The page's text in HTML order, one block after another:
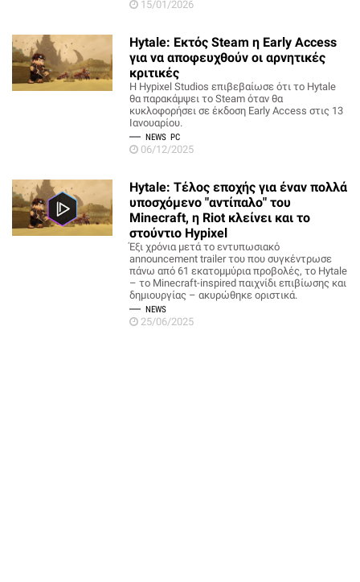
15/01/2026
Hytale: Εκτός Steam η Early Access
για να αποφευχθούν οι αρνητικές
κριτικές
Η Hypixel Studios επιβεβαίωσε ότι το Hytale
θα παρακάμψει το Steam όταν θα
κυκλοφορήσει σε έκδοση Early Access στις 13
Ιανουαρίου.
NEWS PC
06/12/2025
Hytale: Τέλος εποχής για έναν πολλά
υποσχόμενο "αντίπαλο" του
Minecraft, η Riot κλείνει και το
στούντιο Hypixel
Έξι χρόνια μετά το εντυπωσιακό
announcement trailer του που συγκέντρωσε
πάνω από 61 εκατομμύρια προβολές, το Hytale
– το Minecraft-inspired παιχνίδι επιβίωσης και
δημιουργίας – ακυρώθηκε οριστικά.
NEWS
25/06/2025